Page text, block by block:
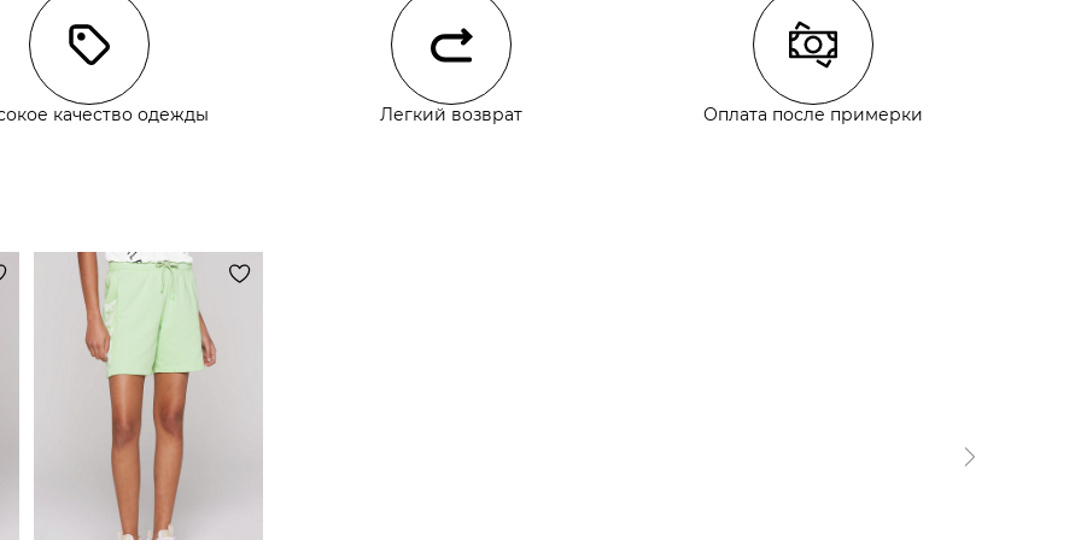
качество одежды Легкий возврат Оплата после примерки